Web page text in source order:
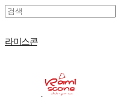
라미스콘